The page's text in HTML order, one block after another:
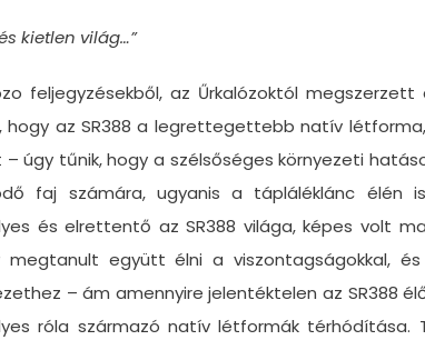
kietlen világ…”
feljegyzésekből, az Űrkalózoktól
hogy az SR388 a legrettegettebb natív
– úgy tűnik, hogy a szélsőséges környezeti
faj számára, ugyanis a tápláléklánc élén
és elrettentő az SR388 világa, képes volt
megtanult együtt élni a viszontagságokkal,
– ám amennyire jelentéktelen az SR388
róla származó natív létformák